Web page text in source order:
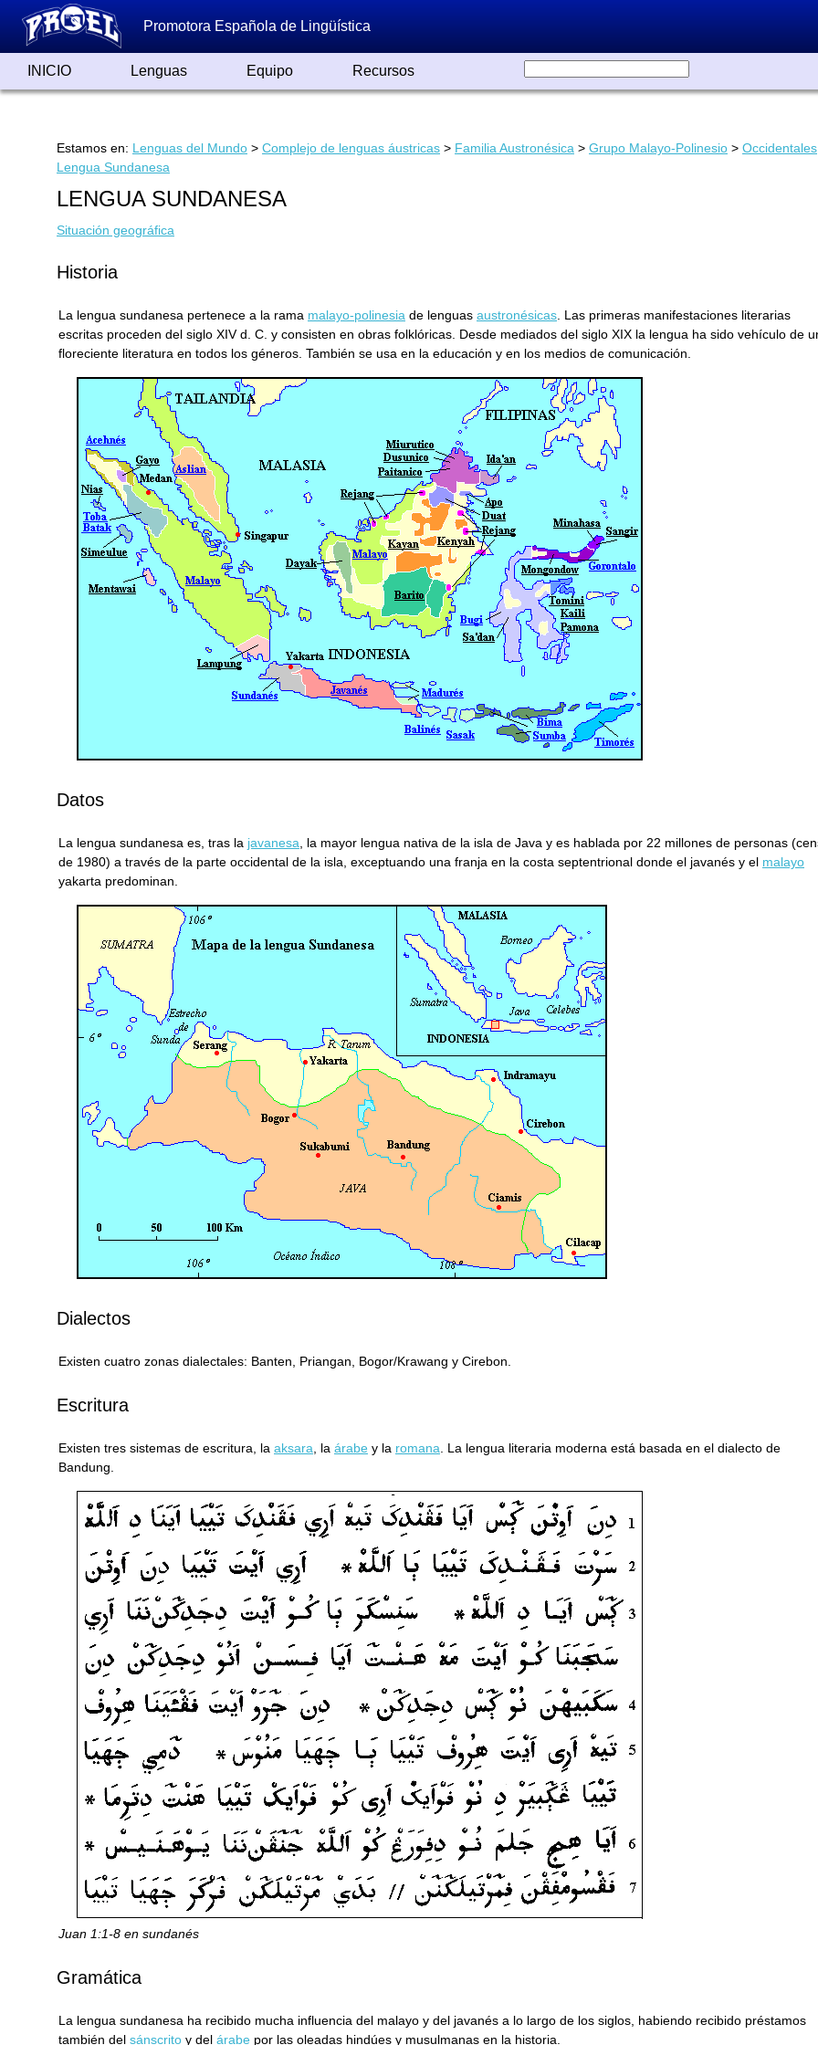
Promotora Española de Lingüística
INICIO Lenguas Equipo Recursos
Estamos en: Lenguas del Mundo > Complejo de lenguas áustricas > Familia Austronésica > Grupo Malayo-Polinesio > Occidentales
Lengua Sundanesa
LENGUA SUNDANESA
Situación geográfica
Historia
La lengua sundanesa pertenece a la rama malayo-polinesia de lenguas austronésicas . Las primeras manifestaciones literarias
escritas proceden del siglo XIV d. C. y consisten en obras folklóricas. Desde mediados del siglo XIX la lengua ha sido vehículo de
floreciente literatura en todos los géneros. También se usa en la educación y en los medios de comunicación.
Datos
La lengua sundanesa es, tras la javanesa , la mayor lengua nativa de la isla de Java y es hablada por 22 millones de personas
de 1980) a través de la parte occidental de la isla, exceptuando una franja en la costa septentrional donde el javanés y el malayo
yakarta predominan.
Dialectos
Existen cuatro zonas dialectales: Banten, Priangan, Bogor/Krawang y Cirebon.
Escritura
Existen tres sistemas de escritura, la aksara , la árabe y la romana . La lengua literaria moderna está basada en el dialecto de
Bandung.
Juan 1:1-8 en sundanés
Gramática
La lengua sundanesa ha recibido mucha influencia del malayo y del javanés a lo largo de los siglos, habiendo recibido préstamos
también del sánscrito y del árabe por las oleadas hindúes y musulmanas en la historia.